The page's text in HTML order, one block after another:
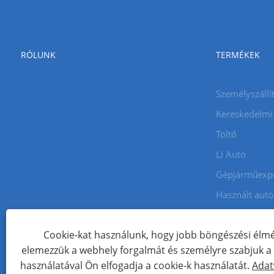
RÓLUNK TERMÉKEK
Töltő
Li Auto
Használt
Copyright © 2024 Xiamen Aecoauto Technology Co., Ltd.
WEBOLDAL TECHNIKAI TÁMOGATÁS:
TIANYU HÁLÓZAT Jack
Cookie-kat használunk, hogy jobb böngészési
elemezzük a webhely forgalmát és személyre szabjuk
használatával Ön elfogadja a cookie-k használatát.